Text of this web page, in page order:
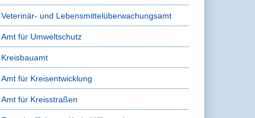
Veterinär- und Lebensmittelüberwachungsamt
Amt für Umweltschutz
Kreisbauamt
Amt für Kreisentwicklung
Amt für Kreisstraßen